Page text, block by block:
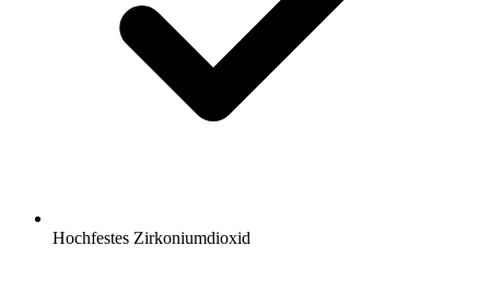
Hochfestes Zirkoniumdioxid